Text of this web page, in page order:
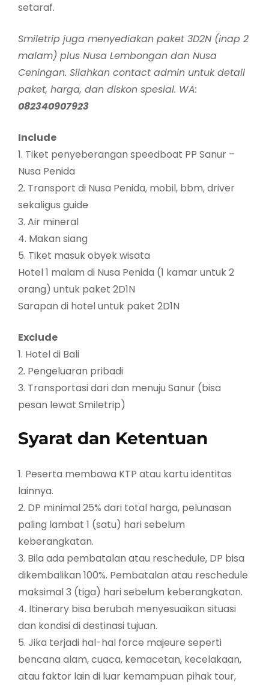
setaraf.
Smiletrip juga menyediakan paket 3D2N (inap 2
malam) plus Nusa Lembongan dan Nusa
Ceningan. Silahkan contact admin untuk detail
paket, harga, dan diskon spesial. WA:
082340907923
Include
1. Tiket penyeberangan speedboat PP Sanur –
Nusa Penida
2. Transport di Nusa Penida, mobil, bbm, driver
sekaligus guide
3. Air mineral
4. Makan siang
5. Tiket masuk obyek wisata
Hotel 1 malam di Nusa Penida (1 kamar untuk 2
orang) untuk paket 2D1N
Sarapan di hotel untuk paket 2D1N
Exclude
1. Hotel di Bali
2. Pengeluaran pribadi
3. Transportasi dari dan menuju Sanur (bisa
pesan lewat Smiletrip)
Syarat dan Ketentuan
1. Peserta membawa KTP atau kartu identitas
lainnya.
2. DP minimal 25% dari total harga, pelunasan
paling lambat 1 (satu) hari sebelum
keberangkatan.
3. Bila ada pembatalan atau reschedule, DP bisa
dikembalikan 100%. Pembatalan atau reschedule
maksimal 3 (tiga) hari sebelum keberangkatan.
4. Itinerary bisa berubah menyesuaikan situasi
dan kondisi di destinasi tujuan.
5. Jika terjadi hal-hal force majeure seperti
bencana alam, cuaca, kemacetan, kecelakaan,
atau faktor lain di luar kemampuan pihak tour,